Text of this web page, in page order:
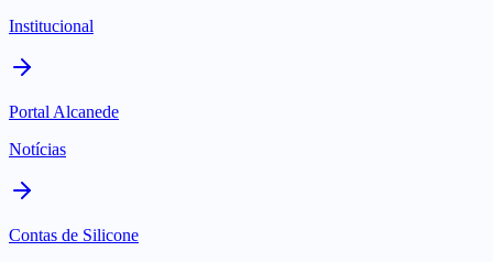
Institucional
Portal Alcanede
Notícias
Contas de Silicone